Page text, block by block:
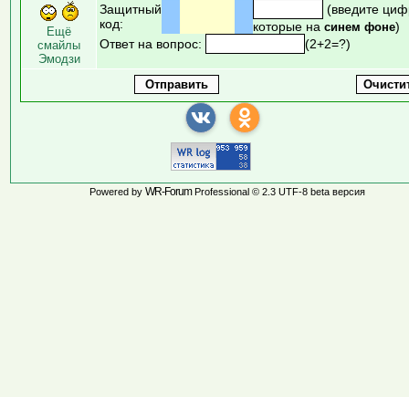
Ещё
смайлы
Эмодзи
Защитный
код:
(введите
которые на синем фоне)
Ответ на вопрос:
(2+2=?)
Powered by WR-ForumProfessional © 2.3 UTF-8 beta версия